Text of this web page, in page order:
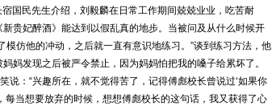
国民先生介绍，刘毅麟在日常工作期间兢兢业业，吃苦耐
贵妃醉酒》能达到以假乱真的地步。当被问及从什么时候开
仿他的冲动，之后就一直有意识地练习。”谈到练习方法，他
妈发现之后被严令禁止，因为妈妈怕把我的嗓子给累坏了。
说：“兴趣所在，就不觉得苦了，记得傅彪校长曾说过‘如果你
当想要放弃的时候，想想傅彪校长的这句话，我又获得了心